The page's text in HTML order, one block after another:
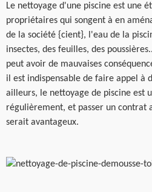
Le nettoyage d'une piscine est une
propriétaires qui songent à en
de la société {cient}, l'eau de la
insectes, des feuilles, des
peut avoir de mauvaises
il est indispensable de faire appel à
ailleurs, le nettoyage de piscine est
régulièrement, et passer un contrat
serait avantageux.